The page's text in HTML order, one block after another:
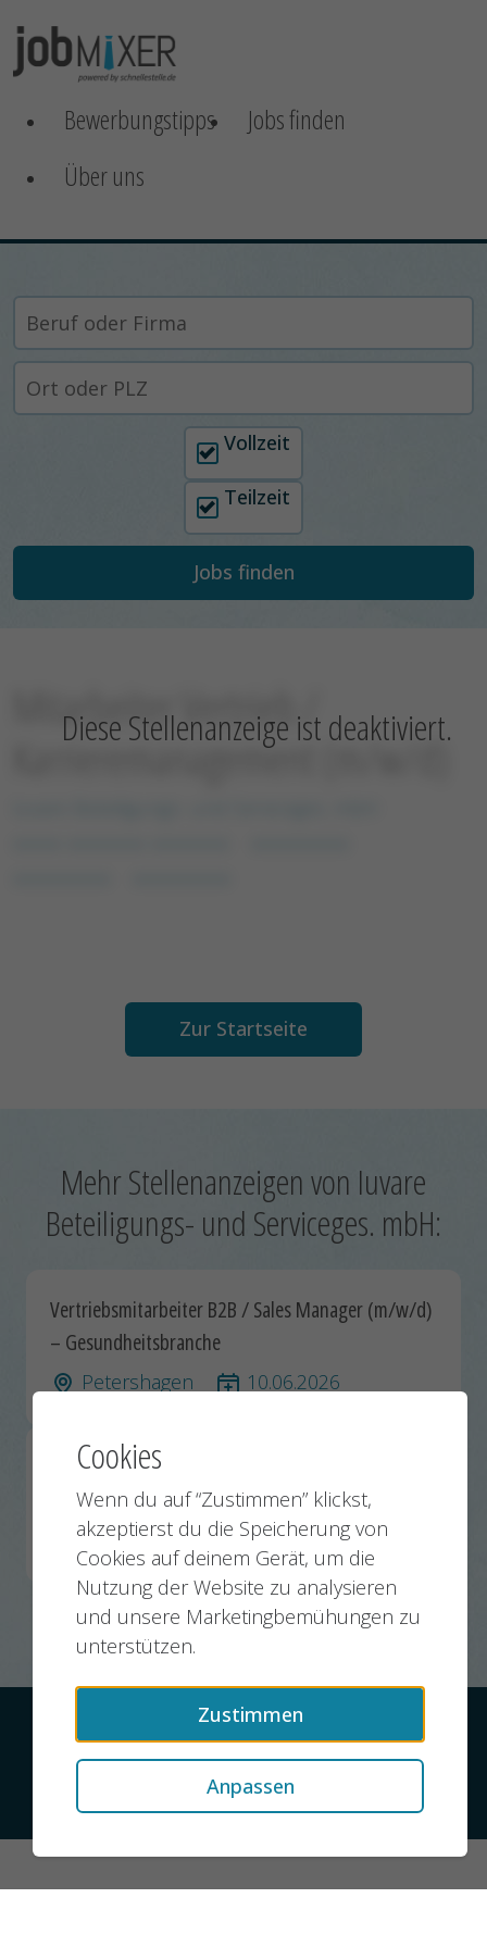
Bewerbungstipps
Jobs finden
Über uns
Arbeitszeit auswählen
Vollzeit
Teilzeit
Diese Stellenanzeige ist deaktiviert.
Mitarbeiter Vertrieb /
Karrieremanagement (m/w/d)
Zur Startseite
Mehr Stellenanzeigen von Iuvare
Beteiligungs- und Serviceges. mbH:
Vertriebsmitarbeiter B2B / Sales Manager (m/w/d)
– Gesundheitsbranche
Petershagen 10.06.2026
Kundenbetreuer / Account Manager / Recruiter im
Gesundheitswesen (m/w/d)
Petershagen 03.07.2026
DatenschutzImpressum
© 2026 jobMIXER.de, alle Rechte vorbehalten
Cookies
Wenn du auf “Zustimmen” klickst,
akzeptierst du die Speicherung von
Cookies auf deinem Gerät, um die
Nutzung der Website zu analysieren
und unsere Marketingbemühungen zu
unterstützen.
Zustimmen
Anpassen